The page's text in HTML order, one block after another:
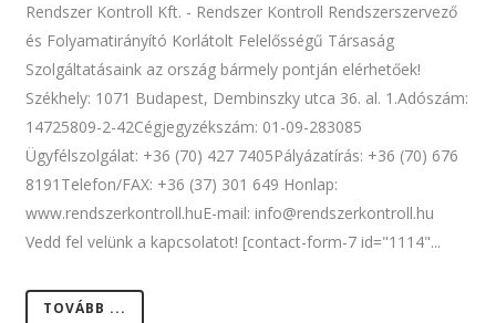
Rendszer Kontroll Kft. - Rendszer Kontroll Rendszerszervező
és Folyamatirányító Korlátolt Felelősségű Társaság
Szolgáltatásaink az ország bármely pontján elérhetőek!
Székhely: 1071 Budapest, Dembinszky utca 36. al. 1.Adószám:
14725809-2-42Cégjegyzékszám: 01-09-283085
Ügyfélszolgálat: +36 (70) 427 7405Pályázatírás: +36 (70) 676
8191Telefon/FAX: +36 (37) 301 649 Honlap:
www.rendszerkontroll.huE-mail: info@rendszerkontroll.hu
Vedd fel velünk a kapcsolatot! [contact-form-7 id="1114"...
TOVÁBB ...